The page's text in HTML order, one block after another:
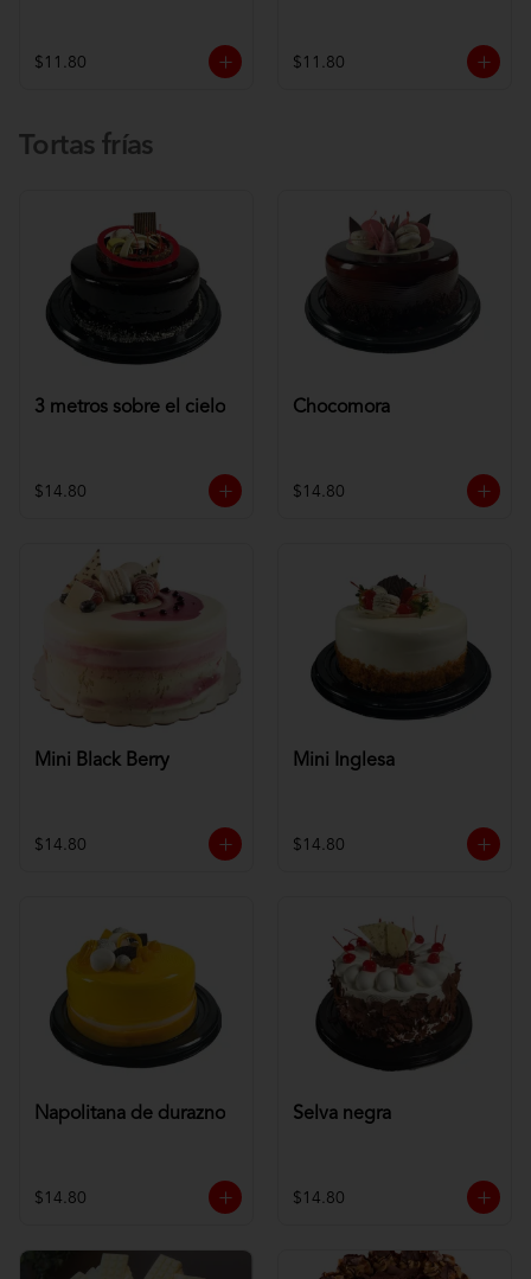
$11.80 $11.80
Tortas frías
3 metros sobre el cielo
$14.80
Chocomora
$14.80
Mini Black Berry
$14.80
Mini Inglesa
$14.80
Napolitana de durazno
$14.80
Selva negra
$14.80